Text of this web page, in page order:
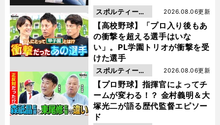
【高校野球】「プロ入り後もあ
の衝撃を超える選手はいな
い」。PL学園トリオが衝撃を受
けた選手
2026.08.06更新
スポルティーバ
動画
【プロ野球】指揮官によってチ
ームが変わる！？ 金村義明＆大
塚光二が語る歴代監督エピソー
ド
2026.08.06更新
スポルティーバ
動画